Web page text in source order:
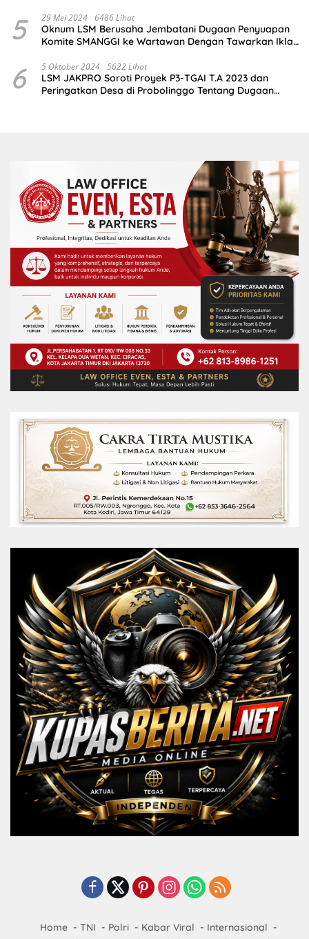
5 29 Mei 2024 6486 Lihat
Oknum LSM Berusaha Jembatani Dugaan Penyuapan
Komite SMANGGI ke Wartawan Dengan Tawarkan Iklan
6 5 Oktober 2024 5622 Lihat
LSM JAKPRO Soroti Proyek P3-TGAI T.A 2023 dan
Peringatkan Desa di Probolinggo Tentang Dugaan
Home TNI Polri Kabar Viral
Internasional